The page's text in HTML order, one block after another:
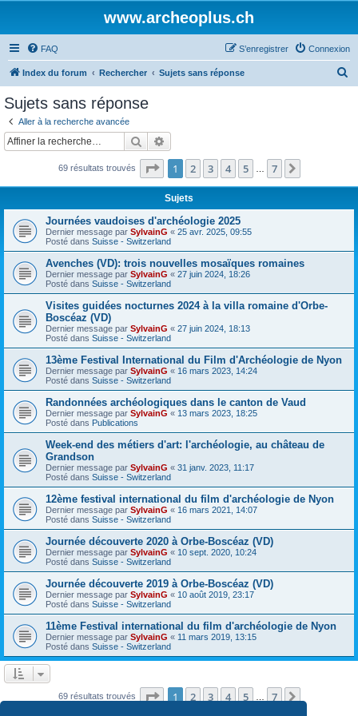
www.archeoplus.ch
FAQ Connexion
S’enregistrer
Index du forum Rechercher Sujets sans réponse
c
Sujets sans réponse
Aller à la recherche avancée
Rechercher
69 résultats trouvés Page 1sur7
1 2 3 4 5 7
Sujets
Journées vaudoises d'archéologie 2025
Dernier message par SylvainG « 25 avr. 2025, 09:55
Posté dans Suisse - Switzerland
Avenches (VD): trois nouvelles mosaïques romaines
Dernier message par SylvainG « 27 juin 2024, 18:26
Posté dans Suisse - Switzerland
Visites guidées nocturnes 2024 à la villa romaine d'Orbe-
Boscéaz (VD)
Dernier message par SylvainG « 27 juin 2024, 18:13
Posté dans Suisse - Switzerland
13ème Festival International du Film d'Archéologie de Nyon
Dernier message par SylvainG « 16 mars 2023, 14:24
Posté dans Suisse - Switzerland
Randonnées archéologiques dans le canton de Vaud
Dernier message par SylvainG « 13 mars 2023, 18:25
Posté dans Publications
Week-end des métiers d'art: l'archéologie, au château de
Grandson
Dernier message par SylvainG « 31 janv. 2023, 11:17
Posté dans Suisse - Switzerland
12ème festival international du film d'archéologie de Nyon
Dernier message par SylvainG « 16 mars 2021, 14:07
Posté dans Suisse - Switzerland
Journée découverte 2020 à Orbe-Boscéaz (VD)
Dernier message par SylvainG « 10 sept. 2020, 10:24
Posté dans Suisse - Switzerland
Journée découverte 2019 à Orbe-Boscéaz (VD)
Dernier message par SylvainG « 10 août 2019, 23:17
Posté dans Suisse - Switzerland
11ème Festival international du film d'archéologie de Nyon
Dernier message par SylvainG « 11 mars 2019, 13:15
Posté dans Suisse - Switzerland
69 résultats trouvés Page 1sur7
1 2 3 4 5 7